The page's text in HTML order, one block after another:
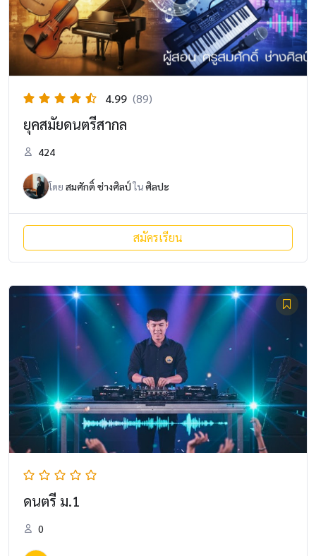
4.99 (89)
ยุคสมัยดนตรีสากล
424
โดย สมศักดิ์ ช่างศิลป์ในศิลปะ
สมัครเรียน
ดนตรี ม.1
0